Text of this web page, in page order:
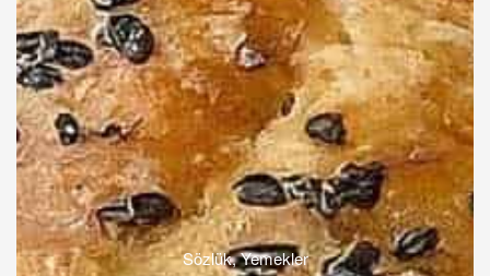
Sözlük,Yemekler